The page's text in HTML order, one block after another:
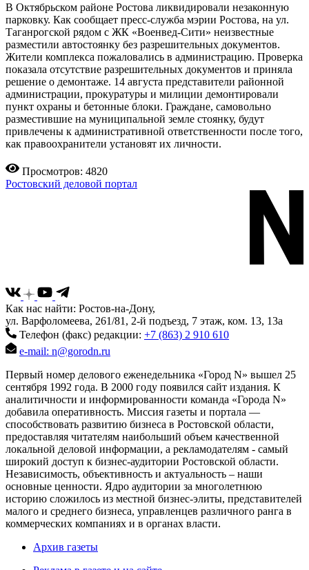
В Октябрьском районе Ростова ликвидировали незаконную
парковку. Как сообщает пресс-служба мэрии Ростова, на ул.
Таганрогской рядом с ЖК «Военвед-Сити» неизвестные
разместили автостоянку без разрешительных документов.
Жители комплекса пожаловались в администрацию. Проверка
показала отсутствие разрешительных документов и приняла
решение о демонтаже. 14 августа представители районной
администрации, прокуратуры и милиции демонтировали
пункт охраны и бетонные блоки. Граждане, самовольно
разместившие на муниципальной земле стоянку, будут
привлечены к административной ответственности после того,
как правоохранители установят их личности.
Просмотров: 4820
Ростовский деловой портал
Как нас найти: Ростов-на-Дону,
ул. Варфоломеева, 261/81, 2-й подъезд, 7 этаж, ком. 13, 13а
Телефон (факс) редакции: +7 (863) 2 910 610
e-mail: n@gorodn.ru
Первый номер делового еженедельника «Город N» вышел 25
сентября 1992 года. В 2000 году появился сайт издания. К
аналитичности и информированности команда «Города N»
добавила оперативность. Миссия газеты и портала —
способствовать развитию бизнеса в Ростовской области,
предоставляя читателям наибольший объем качественной
локальной деловой информации, а рекламодателям - самый
широкий доступ к бизнес-аудитории Ростовской области.
Независимость, объективность и актуальность – наши
основные ценности. Ядро аудитории за многолетнюю
историю сложилось из местной бизнес-элиты, представителей
малого и среднего бизнеса, управленцев различного ранга в
коммерческих компаниях и в органах власти.
Архив газеты